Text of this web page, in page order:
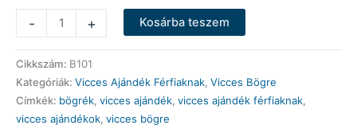
-
Bögre
-
Nincs
nő
Bögre
-
+ Kosárba teszem
Cikkszám: B101
Kategóriák: Vicces Ajándék Férfiaknak, Vicces Bögre
Címkék: bögrék, vicces ajándék, vicces ajándék férfiaknak,
vicces ajándékok, vicces bögre